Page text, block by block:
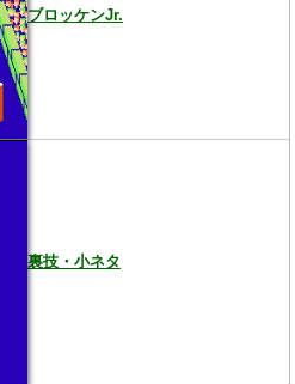
ブロッケンJr.
裏技・小ネタ